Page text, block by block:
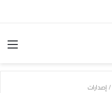
/ إصدارات